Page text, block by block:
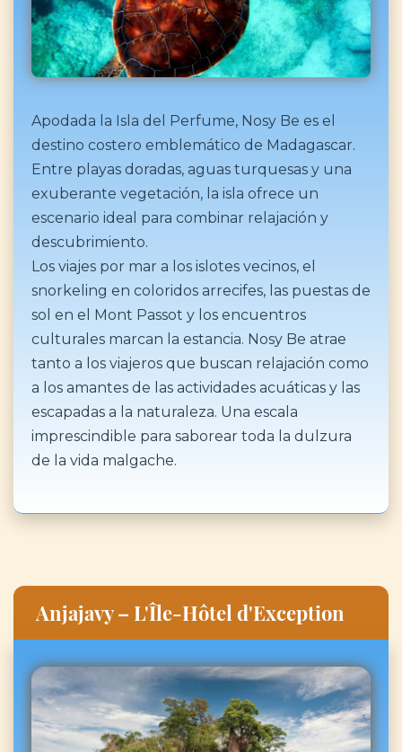
Apodada la Isla del Perfume, Nosy Be es el
destino costero emblemático de Madagascar.
Entre playas doradas, aguas turquesas y una
exuberante vegetación, la isla ofrece un
escenario ideal para combinar relajación y
descubrimiento.
Los viajes por mar a los islotes vecinos, el
snorkeling en coloridos arrecifes, las puestas de
sol en el Mont Passot y los encuentros
culturales marcan la estancia. Nosy Be atrae
tanto a los viajeros que buscan relajación como
a los amantes de las actividades acuáticas y las
escapadas a la naturaleza. Una escala
imprescindible para saborear toda la dulzura
de la vida malgache.
Anjajavy – L'Île-Hôtel d'Exception